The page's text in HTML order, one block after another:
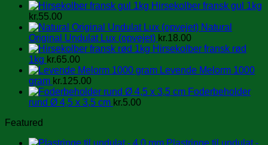
Hirsekolber fransk gul 1kg
kr.55.00
Natural
Original Undulat Lux (opvejet) kr.18.00
Hirsekolber fransk rød
1kg kr.65.00
Levende Melorm 1000
gram kr.125.00
Foderbeholder
rund Ø 4,5 x 3,5 cm kr.5.00
Featured